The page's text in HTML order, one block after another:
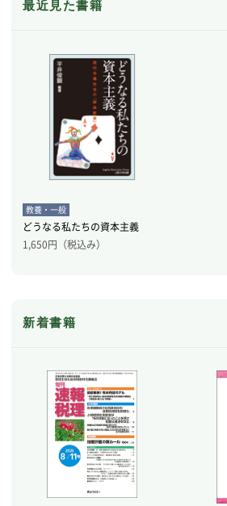
最近見た書籍
教養・一般
どうなる私たちの資本主義
1,650円（税込み）
新着書籍